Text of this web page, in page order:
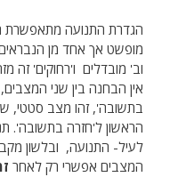
הגדרת התנועה מתאפשרת
מופשט אך אחד מן
וב' מובדלים ו'רחוקים' זה
אין הבחנה בין שני
בתשובה', זהו מצב סטטי,
הראשון ל'חזרה בתשובה'.
לעיל- התנועה, ובלשון
המצבים אפשרי רק לאחר